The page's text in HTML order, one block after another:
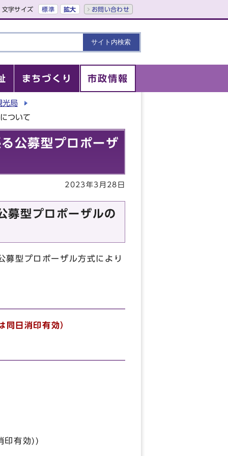
文字サイズ 標準 拡大 お問い合わせ
まちづくり 市政情報
光局
ついて
公募型プロポーザ
2023年3月28日
募型プロポーザルの
募型プロポーザル方式により
日消印有効）
有効))